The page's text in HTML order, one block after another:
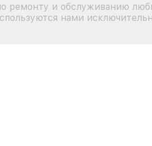
ремонту и обслуживанию
нами